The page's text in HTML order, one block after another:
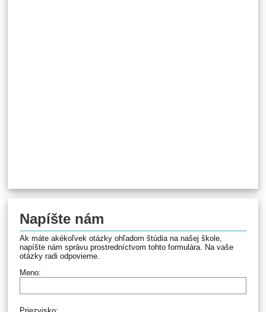
Napíšte nám
Ak máte akékoľvek otázky ohľadom štúdia na našej škole,
napíšte nám správu prostredníctvom tohto formulára. Na vaše
otázky radi odpovieme.
Meno: